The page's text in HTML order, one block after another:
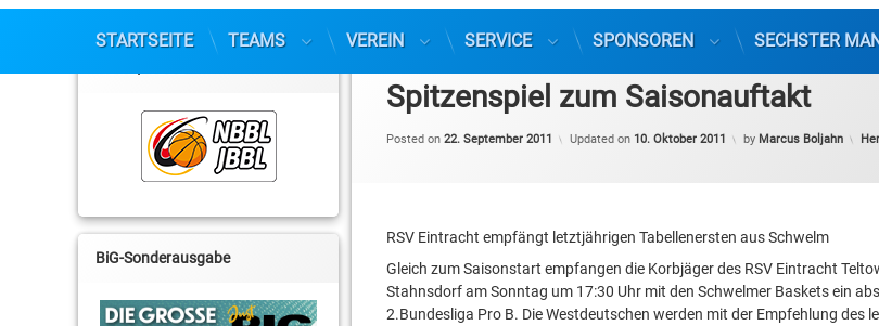
content
STARTSEITE TEAMS VEREIN SERVICE SPONSOREN SECHSTER
Spitzenspiel zum Saisonauftakt
Posted on 22. September 2011 Updated on 10. Oktober 2011 by Marcus Boljahn
RSV Eintracht empfängt letztjährigen Tabellenersten aus Schwelm
Gleich zum Saisonstart empfangen die Korbjäger des RSV Eintracht
Stahnsdorf am Sonntag um 17:30 Uhr mit den Schwelmer Baskets ein
2.Bundesliga Pro B. Die Westdeutschen werden mit der Empfehlung des
BiG-Sonderausgabe